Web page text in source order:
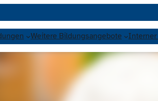
Weitere Bildungsangebote Interner